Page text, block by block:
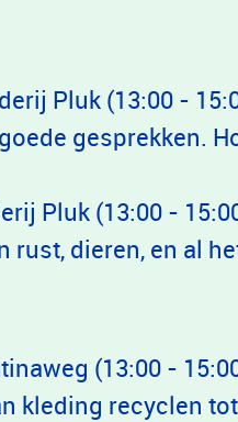
Pluk (13:00 -
gesprekken.
Pluk (13:00 -
rust, dieren, en al
(13:00 -
kleding recyclen